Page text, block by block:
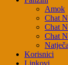
Amok
Chat
Chat
Chat
Korisnici